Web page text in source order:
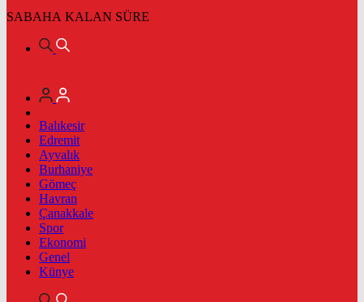
SABAHA KALAN SÜRE
Balıkesir
Edremit
Ayvalık
Burhaniye
Gömeç
Havran
Çanakkale
Spor
Ekonomi
Genel
Künye